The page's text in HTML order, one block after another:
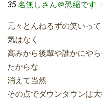
35 名無しさん＠恐縮です
元々とんねるずの笑いっ
気はなく
高みから後輩や誰かにや
たからな
消えて当然
その点でダウンタウンは